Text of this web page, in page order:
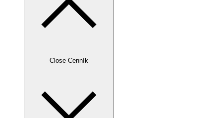
Close Cenník